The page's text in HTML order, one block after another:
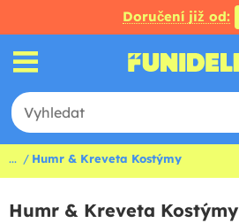
Doručení již od:
... Humr & Kreveta Kostýmy
Humr & Kreveta Kostýmy